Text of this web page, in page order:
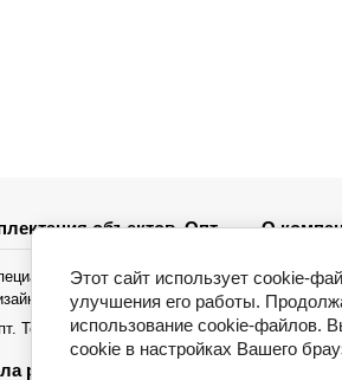
объектов. Опт
условия для
интерьера
Торгующие организации
ремонта
О
Новости
Отзывы
Этот сайт использует cookie-
улучшения его работы.
использование cookie-файлов.
cookie в настройках Вашего